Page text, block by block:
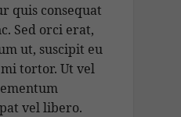
quis consequat
Sed orci erat,
ut, suscipit eu
tortor. Ut vel
vel libero.